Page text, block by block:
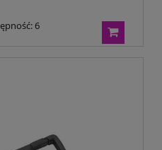
6